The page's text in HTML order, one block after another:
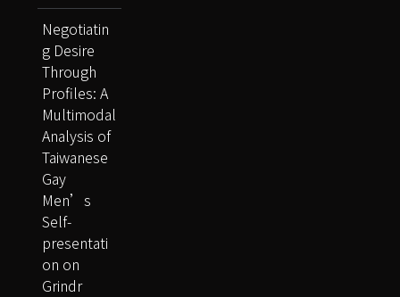
Negotiatin
g Desire
Through
Profiles: A
Multimodal
Analysis of
Taiwanese
Gay
Men’s
Self-
presentati
on on
Grindr